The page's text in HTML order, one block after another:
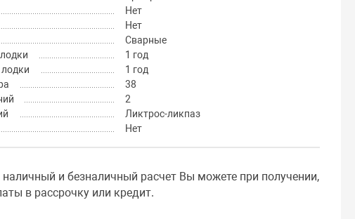
Нет
Нет
Сварные
1 год
1 год
38
2
Ликтрос-ликпаз
Нет
и безналичный расчет Вы можете при получении,
в рассрочку или кредит.